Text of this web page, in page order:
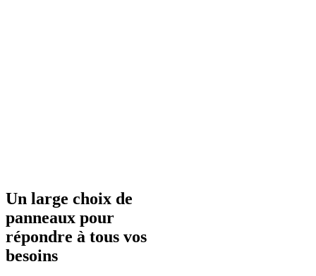
Un large choix de
panneaux pour
répondre à tous vos
besoins